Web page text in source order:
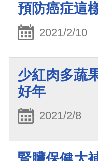
預防癌症這
2021/2/10
少紅肉多蔬
好年
2021/2/8